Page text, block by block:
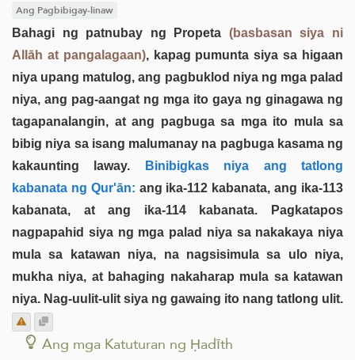
Ang Pagbibigay-linaw
Bahagi ng patnubay ng Propeta (basbasan siya ni
Allāh at pangalagaan), kapag pumunta siya sa higaan
niya upang matulog, ang pagbuklod niya ng mga palad
niya, ang pag-aangat ng mga ito gaya ng ginagawa ng
tagapanalangin, at ang pagbuga sa mga ito mula sa
bibig niya sa isang malumanay na pagbuga kasama ng
kakaunting laway. Binibigkas niya ang tatlong
kabanata ng Qur'ān: ang ika-112 kabanata, ang ika-113
kabanata, at ang ika-114 kabanata. Pagkatapos
nagpapahid siya ng mga palad niya sa nakakaya niya
mula sa katawan niya, na nagsisimula sa ulo niya,
mukha niya, at bahaging nakaharap mula sa katawan
niya. Nag-uulit-ulit siya ng gawaing ito nang tatlong ulit.
Ang mga Katuturan ng Ḥadīth